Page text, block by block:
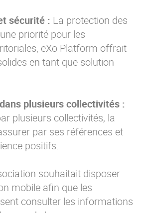
sécurité : La protection des
priorité pour les
eXo Platform offrait
en tant que solution
plusieurs collectivités :
plusieurs collectivités, la
par ses références et
positifs.
souhaitait disposer
mobile afin que les
consulter les informations